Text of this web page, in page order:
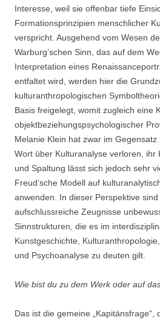
Interesse, weil sie offenbar tiefe
Formationsprinzipien menschlicher
verspricht. Ausgehend vom Wesen
Warburg’schen Sinn, das auf dem
Interpretation eines
entfaltet wird, werden hier die
kulturanthropologischen
Basis freigelegt, womit zugleich eine
objektbeziehungspsychologischer
Melanie Klein hat zwar im
Wort über Kulturanalyse verloren, ihr
und Spaltung lässt sich jedoch sehr
Freud‘sche Modell auf
anwenden. In dieser Perspektive
aufschlussreiche Zeugnisse
Sinnstrukturen, die es im
Kunstgeschichte,
und Psychoanalyse zu deuten gilt.
Wie bist du zu dem Werk oder auf
Das ist die gemeine